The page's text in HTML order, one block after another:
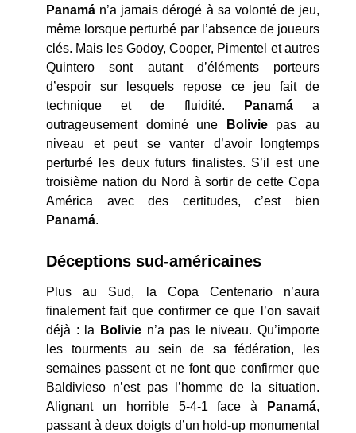
Panamá n’a jamais dérogé à sa volonté de jeu,
même lorsque perturbé par l’absence de joueurs
clés. Mais les Godoy, Cooper, Pimentel et autres
Quintero sont autant d’éléments porteurs
d’espoir sur lesquels repose ce jeu fait de
technique et de fluidité.
Panamáa
outrageusement dominé une
Boliviepas au
niveau et peut se vanter d’avoir longtemps
perturbé les deux futurs finalistes. S’il est une
troisième nation du Nord à sortir de cette Copa
América avec des certitudes, c’est bien
Panamá.
Déceptions sud-américaines
Plus au Sud, la Copa Centenario n’aura
finalement fait que confirmer ce que l’on savait
déjà : la
Bolivien’a pas le niveau. Qu’importe
les tourments au sein de sa fédération, les
semaines passent et ne font que confirmer que
Baldivieso n’est pas l’homme de la situation.
Alignant un horrible 5-4-1 face à
Panamá,
passant à deux doigts d’un hold-up monumental